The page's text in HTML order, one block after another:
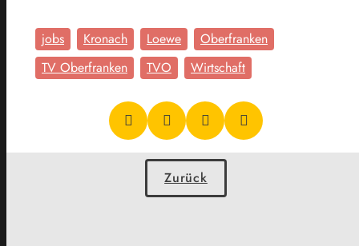
jobs Kronach Loewe
Oberfranken
TV Oberfranken
TVO Wirtschaft
Zurück